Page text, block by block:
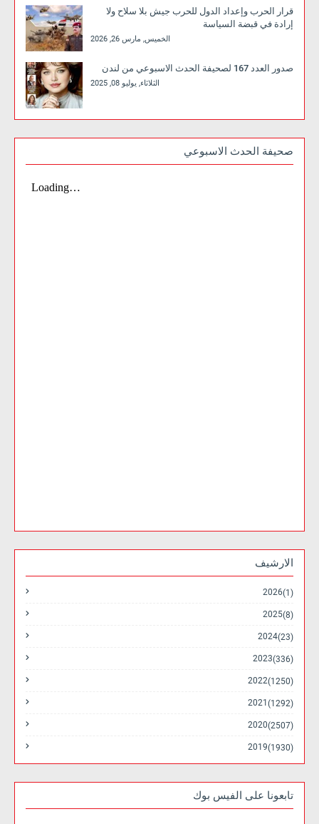
قرار الحرب وإعداد الدول للحرب جيش بلا سلاح ولا
إرادة في قبضة السياسة
الخميس, مارس 26, 2026
صدور العدد 167 لصحيفة الحدث الاسبوعي من لندن
الثلاثاء, يوليو 08, 2025
صحيفة الحدث الاسبوعي
الارشيف
2026 (1)
2025 (8)
2024 (23)
2023 (336)
2022 (1250)
2021 (1292)
2020 (2507)
2019 (1930)
تابعونا على الفيس بوك